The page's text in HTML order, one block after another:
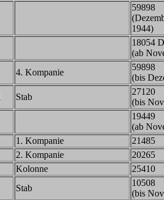
59898
1944)
18054 D
(ab
4. Kompanie
59898
(bis
Stab
27120
(bis
19449
(ab
1. Kompanie
21485
2. Kompanie
20265
Kolonne
25410
Stab
10508
(bis